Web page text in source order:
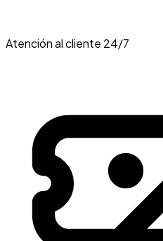
Atención al cliente 24/7